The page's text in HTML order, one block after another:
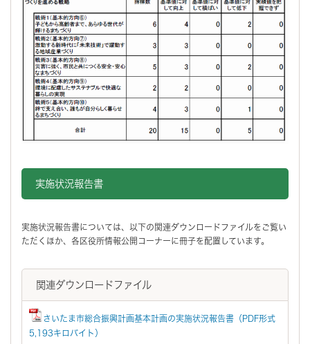
実施状況報告書
実施状況報告書については、以下の関連ダウンロードファイルをご覧い
ただくほか、各区役所情報公開コーナーに冊子を配置しています。
関連ダウンロードファイル
さいたま市総合振興計画基本計画の実施状況報告書（PDF形式
5,193キロバイト）